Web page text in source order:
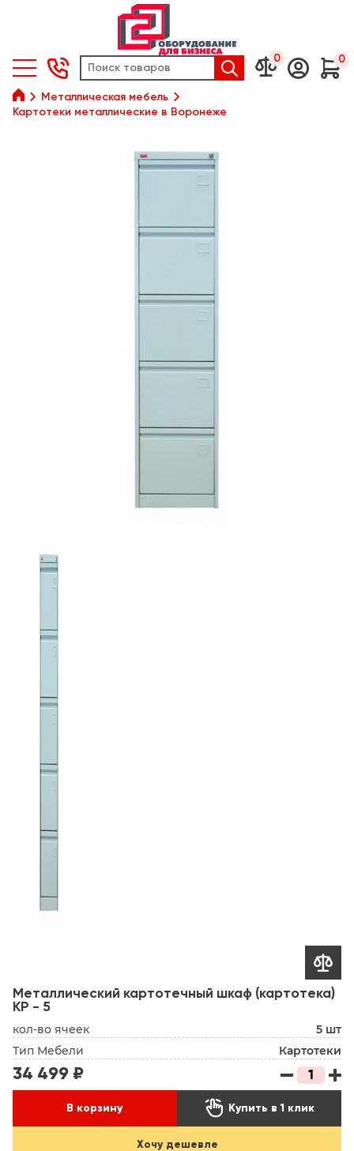
  0  0

Металлическая мебель
Картотеки металлические в Воронеже

Металлический картотечный шкаф (картотека)
КР - 5
кол-во ячеек
5 шт
Тип Мебели
Картотеки
34 499 ₽
В корзину  Купить в 1 клик
Хочу дешевле